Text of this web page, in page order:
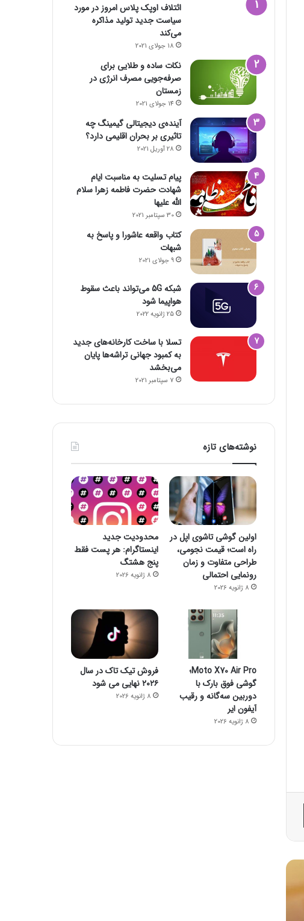
ائتلاف اوپک پلاس امروز در مورد
سیاست جدید تولید مذاکره
می‌کند
18 جولای 2021
نکات ساده و طلایی برای
صرفه‌جویی مصرف انرژی در
زمستان
14 جولای 2021
آینده‌ی دیجیتالی گیمینگ چه
تاثیری بر بحران اقلیمی دارد؟
28 آوریل 2021
پیام تسلیت به مناسبت ایام
شهادت حضرت فاطمه زهرا سلام
الله علیها
30 سپتامبر 2021
کتاب واقعه عاشورا و پاسخ به
شبهات
9 جولای 2021
شبکه 5G می‌تواند باعث سقوط
هواپیما شود
25 ژانویه 2022
تسلا با ساخت کارخانه‌های جدید
به کمبود جهانی تراشه‌ها پایان
می‌بخشد
7 سپتامبر 2021
نوشته‌های تازه
اولین گوشی تاشوی اپل در
راه است؛ قیمت نجومی،
طراحی متفاوت و زمان
رونمایی احتمالی
8 ژانویه 2026
محدودیت جدید
اینستاگرام: هر پست فقط
پنج هشتگ
8 ژانویه 2026
Moto X70 Air Pro؛
گوشی فوق بارک با
دوربین سه‌گانه و رقیب
آیفون ایر
8 ژانویه 2026
فروش تیک تاک در سال
۲۰۲۶ نهایی می شود
8 ژانویه 2026